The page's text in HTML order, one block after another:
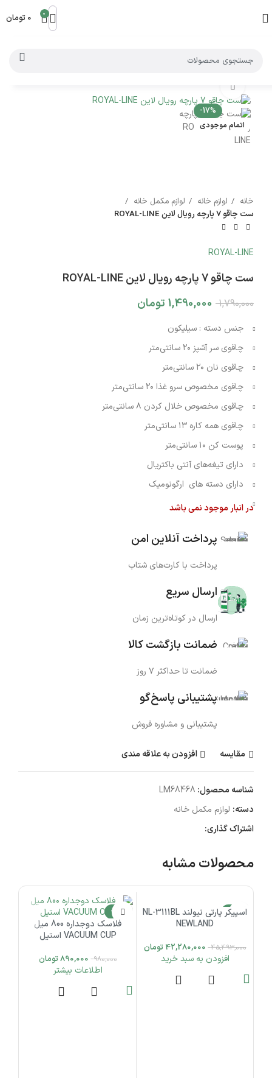
0
0 تومان
-17%
اتمام موجودی
خانه لوازم خانه
لوازم مکمل خانه
ست چاقو 7 پارچه رویال لاین ROYAL-LINE
ROYAL-LINE
ست چاقو 7 پارچه رویال لاین ROYAL-LINE
1,790,000
1,490,000 تومان
جنس دسته : سیلیکون
چاقوی سر آشپز ۲۰ سانتی‌متر
چاقوی نان ۲۰ سانتی‌متر
چاقوی مخصوص سرو غذا ۲۰ سانتی‌متر
چاقوی مخصوص خلال کردن ۸ سانتی‌متر
چاقوی همه کاره ۱۳ سانتی‌متر
پوست کن ۱۰ سانتی‌متر
دارای تیغه‌های آنتی باکتریال
دارای دسته های ارگونومیک
در انبار موجود نمی باشد
پرداخت آنلاین امن
پرداخت با کارت‌های شتاب
ارسال سریع
ارسال در کوتاه‌ترین زمان
ضمانت بازگشت کالا
ضمانت تا حداکثر ۷ روز
پشتیبانی پاسخ‌گو
پشتیبانی و مشاوره فروش
مقایسه افزودن به علاقه مندی
شناسه محصول: LM68468
دسته: لوازم مکمل خانه
اشتراک گذاری:
محصولات مشابه
-7%
اسپیکر پارتی نیولند NL-3111BL
NEWLAND
45,493,000
42,280,000 تومان
افزودن به سبد خرید
-9%
اتمام موجودی
فلاسک دوجداره 800 میل
VACUUM CUP استیل
980,000
890,000 تومان
اطلاعات بیشتر